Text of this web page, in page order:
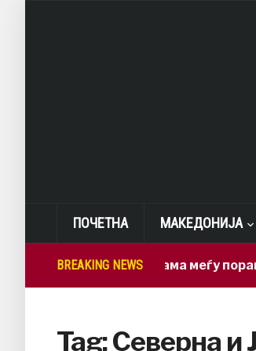
ПОЧЕТНА МАКЕДОНИЈА
BREAKING NEWS
Нова драма меѓу
Tag:Северна и